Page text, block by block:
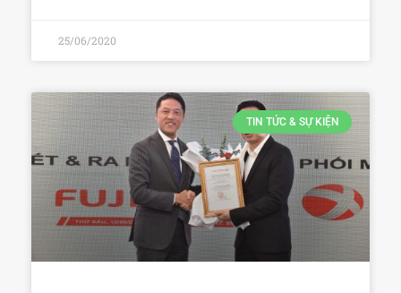
25/06/2020
TIN TỨC & SỰ KIỆN